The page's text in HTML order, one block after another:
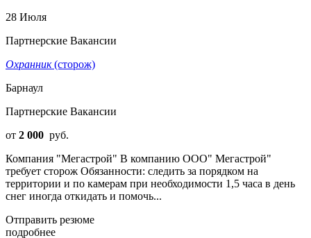
28 Июля
Партнерские Вакансии
Охранник(сторож)
Барнаул
Партнерские Вакансии
от 2 000 руб.
Компания "Мегастрой" В компанию ООО" Мегастрой"
требует сторож Обязанности: следить за порядком на
территории и по камерам при необходимости 1,5 часа в день
снег иногда откидать и помочь...
Отправить резюме
подробнее